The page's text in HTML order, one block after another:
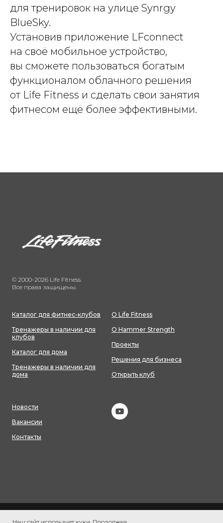
для тренировок на улице Synrgy
BlueSky.
Установив приложение LFconnect
на своё мобильное устройство,
вы сможете пользоваться богатым
функционалом облачного решения
от Life Fitness и сделать свои занятия
фитнесом ещё более эффективными.
© 2000-2026 Life Fitness.
Все права защищены.
Каталог для фитнес-клубов
Тренажеры в наличии для
клубов
Каталог для дома
Тренажеры в наличии для
дома
О Life Fitness
О Hammer Strength
Проекты
Решения для бизнеса
Открыть клуб
Новости
Вакансии
Контакты
Согласие на обработку персональных данных